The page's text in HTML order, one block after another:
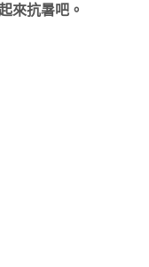
來抗暑吧。